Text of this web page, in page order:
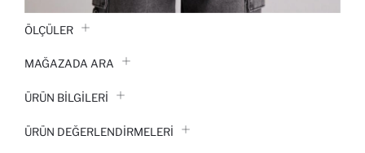
ÖLÇÜLER
MAĞAZADA ARA
ÜRÜN BILGILERI
ÜRÜN DEĞERLENDİRMELERİ